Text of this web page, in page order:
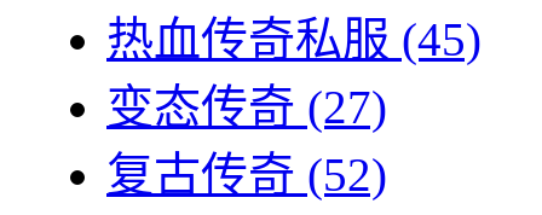
热血传奇私服 (45)
变态传奇 (27)
复古传奇 (52)